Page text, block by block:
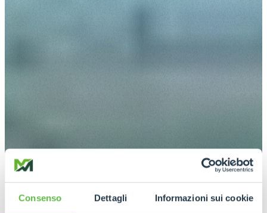
Consenso Dettagli Informazioni sui cookie